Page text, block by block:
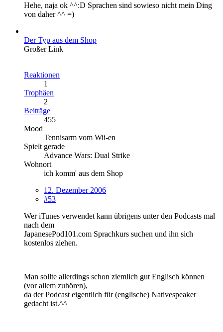
Hehe, naja ok ^^:D Sprachen sind sowieso nicht mein Ding
von daher ^^ =)
Der Typ aus dem Shop
Großer Link
Reaktionen
1
Trophäen
2
Beiträge
455
Mood
Tennisarm vom Wii-en
Spielt gerade
Advance Wars: Dual Strike
Wohnort
ich komm' aus dem Shop
12. Dezember 2006
#53
Wer iTunes verwendet kann übrigens unter den Podcasts mal
nach dem
JapanesePod101.com Sprachkurs suchen und ihn sich
kostenlos ziehen.
Man sollte allerdings schon ziemlich gut Englisch können
(vor allem zuhören),
da der Podcast eigentlich für (englische) Nativespeaker
gedacht ist.^^